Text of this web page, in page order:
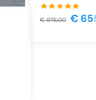
€976,00 €